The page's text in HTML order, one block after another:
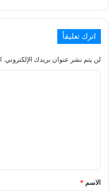
اترك تعليقاً
لن يتم نشر عنوان بريدك الإلكتروني.
الاسم *